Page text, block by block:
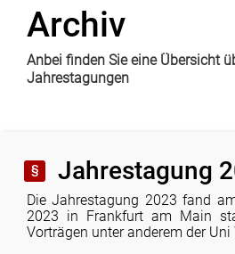
Jahrestagung 2019
Mitgliedschaft
Deutsch-Mexikanische
Archiv
Anbei finden Sie eine Übersicht
Jahrestagungen
Jahrestagung
Die Jahrestagung 2023 fand
2023 in Frankfurt am Main
Vorträgen unter anderem der Uni